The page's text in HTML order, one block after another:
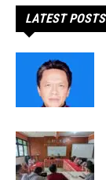
LATEST POSTS